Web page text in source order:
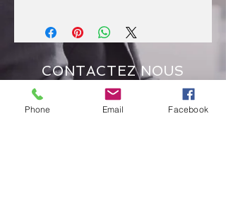
CONTACTEZ NOUS
Phone Email Facebook